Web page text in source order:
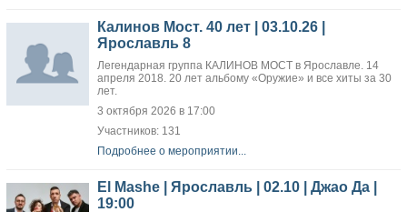
Калинов Мост. 40 лет | 03.10.26 |
Ярославль 8
Легендарная группа КАЛИНОВ МОСТ в Ярославле. 14
апреля 2018. 20 лет альбому «Оружие» и все хиты за 30
лет.
3 октября 2026 в 17:00
Участников: 131
Подробнее о мероприятии...
El Mashe | Ярославль | 02.10 | Джао Да |
19:00